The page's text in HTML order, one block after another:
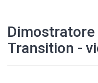
Dimostratore
Transition -